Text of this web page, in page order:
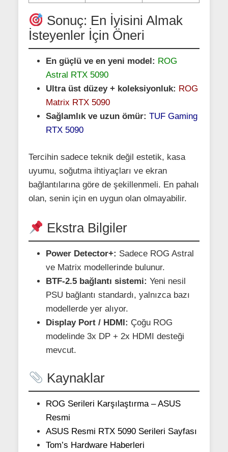
Sonuç: En İyisini Almak
İsteyenler İçin Öneri
En güçlü ve en yeni model: ROG
Astral RTX 5090
Ultra üst düzey + koleksiyonluk: ROG
Matrix RTX 5090
Sağlamlık ve uzun ömür: TUF Gaming
RTX 5090
Tercihin sadece teknik değil estetik, kasa
uyumu, soğutma ihtiyaçları ve ekran
bağlantılarına göre de şekillenmeli. En pahalı
olan, senin için en uygun olan olmayabilir.
Ekstra Bilgiler
Power Detector+: Sadece ROG Astral
ve Matrix modellerinde bulunur.
BTF-2.5 bağlantı sistemi: Yeni nesil
PSU bağlantı standardı, yalnızca bazı
modellerde yer alıyor.
Display Port / HDMI: Çoğu ROG
modelinde 3x DP + 2x HDMI desteği
mevcut.
Kaynaklar
ROG Serileri Karşılaştırma – ASUS
Resmi
ASUS Resmi RTX 5090 Serileri Sayfası
Tom’s Hardware Haberleri